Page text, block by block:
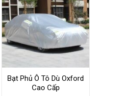
Bạt Phủ Ô Tô Dù Oxford
Cao Cấp